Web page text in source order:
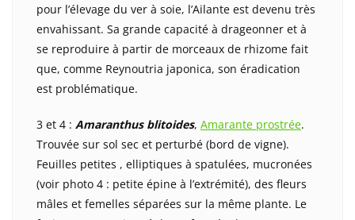
pour l’élevage du ver à soie, l’Ailante est devenu très
envahissant. Sa grande capacité à drageonner et à
se reproduire à partir de morceaux de rhizome fait
que, comme Reynoutria japonica, son éradication
est problématique.
3 et 4 : Amaranthus blitoides, Amarante prostrée.
Trouvée sur sol sec et perturbé (bord de vigne).
Feuilles petites , elliptiques à spatulées, mucronées
(voir photo 4 : petite épine à l’extrémité), des fleurs
mâles et femelles séparées sur la même plante. Le